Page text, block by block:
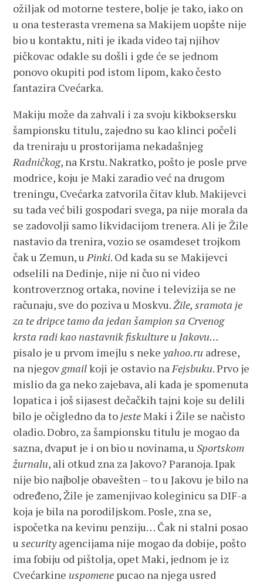
ožiljak od motorne testere, bolje je tako, iako on
u ona testerasta vremena sa Makijem uopšte nije
bio u kontaktu, niti je ikada video taj njihov
pičkovac odakle su došli i gde će se jednom
ponovo okupiti pod istom lipom, kako često
fantazira Cvećarka.
Makiju može da zahvali i za svoju kikboksersku
šampionsku titulu, zajedno su kao klinci počeli
da treniraju u prostorijama nekadašnjeg
Radničkog, na Krstu. Nakratko, pošto je posle prve
modrice, koju je Maki zaradio već na drugom
treningu, Cvećarka zatvorila čitav klub. Makijevci
su tada već bili gospodari svega, pa nije morala da
se zadovolji samo likvidacijom trenera. Ali je Žile
nastavio da trenira, vozio se osamdeset trojkom
čak u Zemun, uPinki. Od kada su se Makijevci
odselili na Dedinje, nije ni čuo ni video
kontroverznog ortaka, novine i televizija se ne
računaju, sve do poziva u Moskvu.Žile, sramota je
za te dripce tamo da jedan šampion sa Crvenog
krsta radi kao nastavnik fiskulture u Jakovu…
pisalo je u prvom imejlu s nekeyahoo.ru adrese,
na njegovgmailkoji je ostavio naFejsbuku. Prvo je
mislio da ga neko zajebava, ali kada je spomenuta
lopatica i još sijasest dečačkih tajni koje su delili
bilo je očigledno da tojesteMaki i Žile se načisto
oladio. Dobro, za šampionsku titulu je mogao da
sazna, dvaput je i on bio u novinama, uSportskom
žurnalu, ali otkud zna za Jakovo? Paranoja. Ipak
nije bio najbolje obavešten – to u Jakovu je bilo na
određeno, Žile je zamenjivao koleginicu sa DIF-a
koja je bila na porodiljskom. Posle, zna se,
ispočetka na kevinu penziju… Čak ni stalni posao
usecurityagencijama nije mogao da dobije, pošto
ima fobiju od pištolja, opet Maki, jednom je iz
Cvećarkine uspomene pucao na njega usred